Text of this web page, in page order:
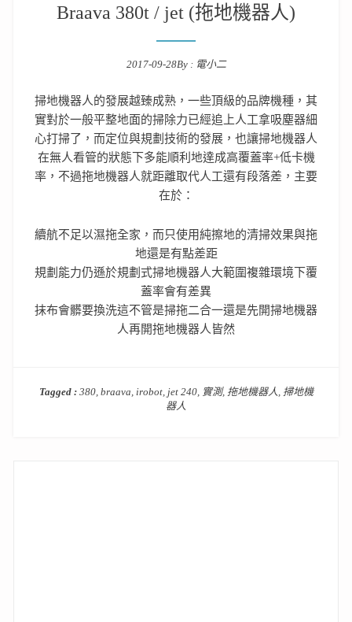
Braava 380t / jet (拖地機器人)
2017-09-28By : 電小二
掃地機器人的發展越臻成熟，一些頂級的品牌機種，其
實對於一般平整地面的掃除力已經追上人工拿吸塵器細
心打掃了，而定位與規劃技術的發展，也讓掃地機器人
在無人看管的狀態下多能順利地達成高覆蓋率+低卡機
率，不過拖地機器人就距離取代人工還有段落差，主要
在於：
續航不足以濕拖全家，而只使用純擦地的清掃效果與拖
地還是有點差距
規劃能力仍遜於規劃式掃地機器人大範圍複雜環境下覆
蓋率會有差異
抹布會髒要換洗這不管是掃拖二合一還是先開掃地機器
人再開拖地機器人皆然
Tagged : 380, braava, irobot, jet 240, 實測, 拖地機器人, 掃地機
器人